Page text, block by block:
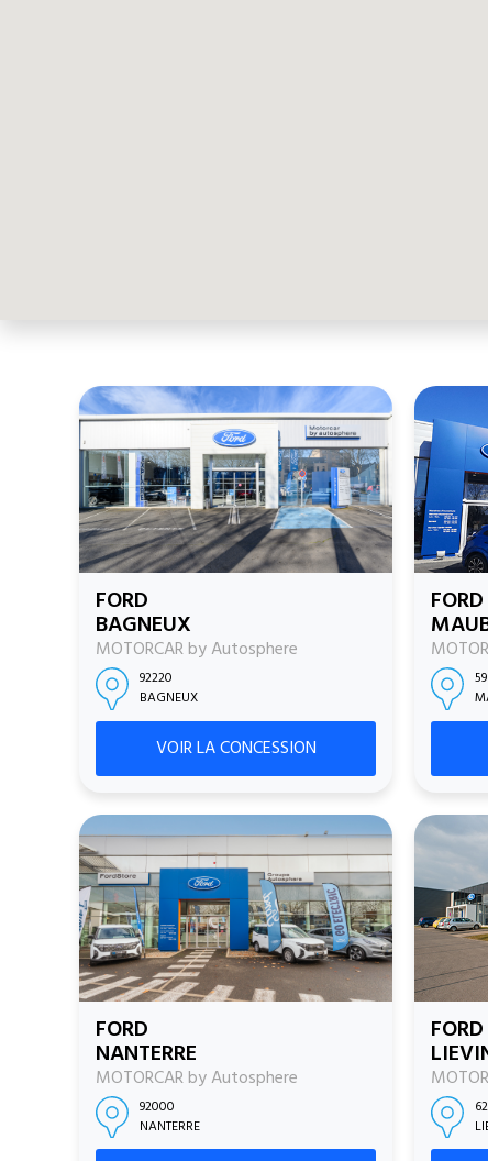
FORD
BAGNEUX
MOTORCAR by Autosphere
92220
BAGNEUX
VOIR LA CONCESSION
FORD
FORD
NANTERRE
MOTORCAR by Autosphere
92000
NANTERRE
FORD